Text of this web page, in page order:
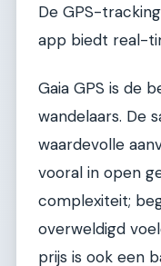
De GPS-
app biedt real-
Gaia GPS is de
wandelaars. De
waardevolle
vooral in open
complexiteit;
overweldigd
prijs is ook een